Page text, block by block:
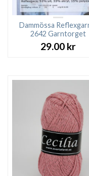
Dammössa
2642 Garntorget
29.00 kr